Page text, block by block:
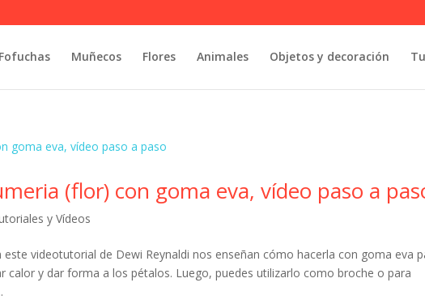
Fofuchas Muñecos Flores Animales Objetos y decoración
(flor) con goma eva, vídeo paso a
y Vídeos
videotutorial de Dewi Reynaldi nos enseñan cómo hacerla con goma eva
calor y dar forma a los pétalos. Luego, puedes utilizarlo como broche o para